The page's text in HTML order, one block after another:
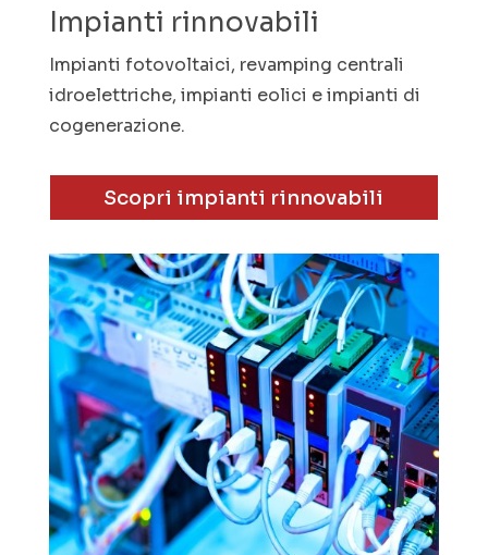
Impianti rinnovabili
Impianti fotovoltaici, revamping centrali
idroelettriche, impianti eolici e impianti di
cogenerazione.
Scopri impianti rinnovabili